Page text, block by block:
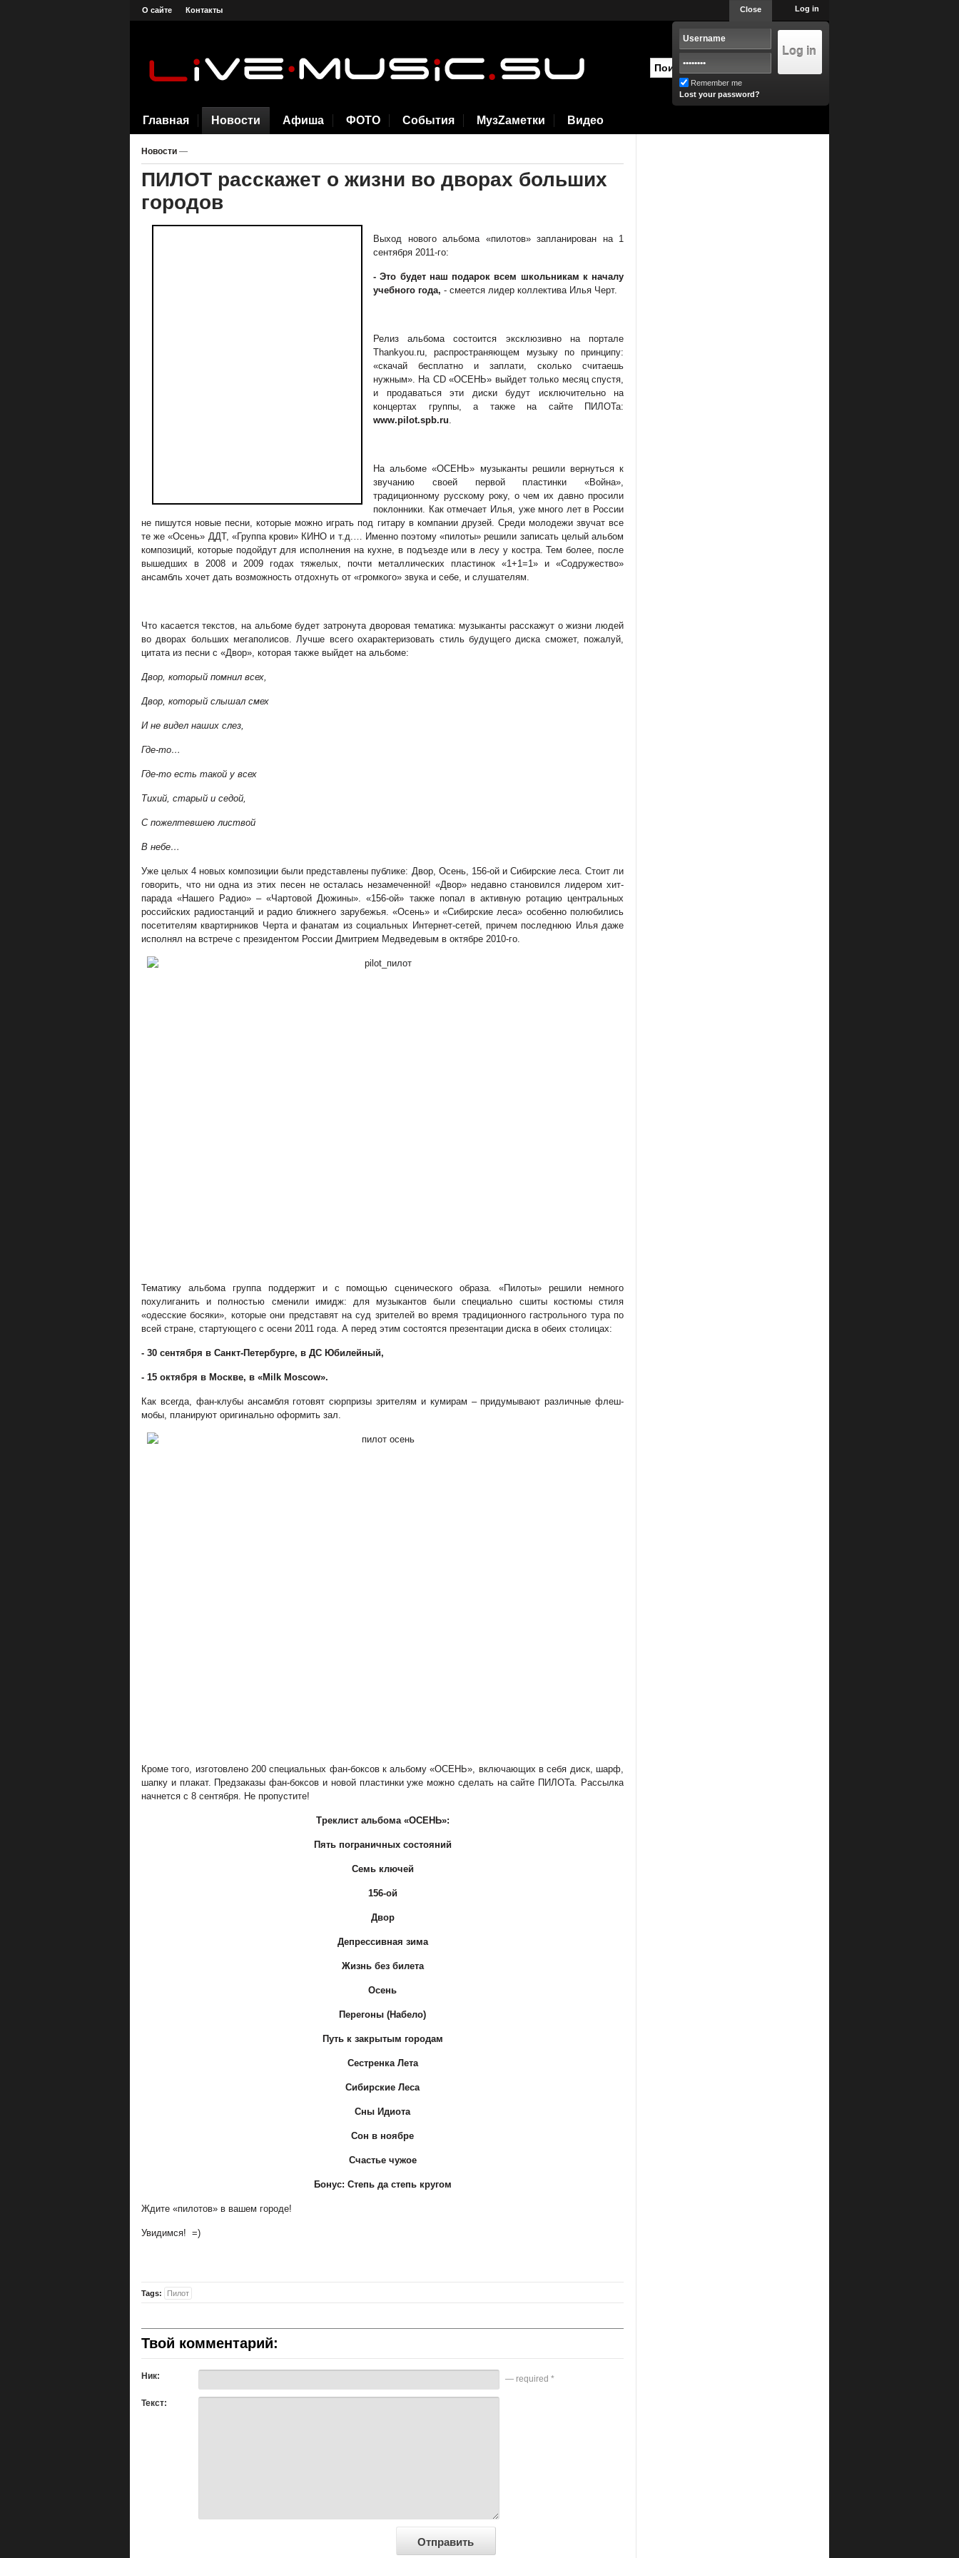
О сайте Контакты Log in
Close
Remember me
Lost your password?
Главная Новости Афиша ФОТО События МузZаметки Видео
Новости —
ПИЛОТ расскажет о жизни во дворах больших
городов
Выход нового альбома «пилотов» запланирован на 1
сентября 2011-го:
- Это будет наш подарок всем школьникам к началу
учебного года, - смеется лидер коллектива Илья Черт.
Релиз альбома состоится эксклюзивно на портале
Thankyou.ru, распространяющем музыку по принципу:
«скачай бесплатно и заплати, сколько считаешь
нужным». На CD «ОСЕНЬ» выйдет только месяц спустя,
и продаваться эти диски будут исключительно на
концертах группы, а также на сайте ПИЛОТа:
www.pilot.spb.ru.
На альбоме «ОСЕНЬ» музыканты решили вернуться к
звучанию своей первой пластинки «Война»,
традиционному русскому року, о чем их давно просили
поклонники. Как отмечает Илья, уже много лет в России
не пишутся новые песни, которые можно играть под гитару в компании друзей. Среди молодежи звучат все
те же «Осень» ДДТ, «Группа крови» КИНО и т.д.… Именно поэтому «пилоты» решили записать целый альбом
композиций, которые подойдут для исполнения на кухне, в подъезде или в лесу у костра. Тем более, после
вышедших в 2008 и 2009 годах тяжелых, почти металлических пластинок «1+1=1» и «Содружество»
ансамбль хочет дать возможность отдохнуть от «громкого» звука и себе, и слушателям.
Что касается текстов, на альбоме будет затронута дворовая тематика: музыканты расскажут о жизни людей
во дворах больших мегаполисов. Лучше всего охарактеризовать стиль будущего диска сможет, пожалуй,
цитата из песни с «Двор», которая также выйдет на альбоме:
Двор, который помнил всех,
Двор, который слышал смех
И не видел наших слез,
Где-то…
Где-то есть такой у всех
Тихий, старый и седой,
С пожелтевшею листвой
В небе…
Уже целых 4 новых композиции были представлены публике: Двор, Осень, 156-ой и Сибирские леса. Стоит ли
говорить, что ни одна из этих песен не осталась незамеченной! «Двор» недавно становился лидером хит-
парада «Нашего Радио» – «Чартовой Дюжины». «156-ой» также попал в активную ротацию центральных
российских радиостанций и радио ближнего зарубежья. «Осень» и «Сибирские леса» особенно полюбились
посетителям квартирников Черта и фанатам из социальных Интернет-сетей, причем последнюю Илья даже
исполнял на встрече с президентом России Дмитрием Медведевым в октябре 2010-го.
Тематику альбома группа поддержит и с помощью сценического образа. «Пилоты» решили немного
похулиганить и полностью сменили имидж: для музыкантов были специально сшиты костюмы стиля
«одесские босяки», которые они представят на суд зрителей во время традиционного гастрольного тура по
всей стране, стартующего с осени 2011 года. А перед этим состоятся презентации диска в обеих столицах:
- 30 сентября в Санкт-Петербурге, в ДС Юбилейный,
- 15 октября в Москве, в «Milk Moscow».
Как всегда, фан-клубы ансамбля готовят сюрпризы зрителям и кумирам – придумывают различные флеш-
мобы, планируют оригинально оформить зал.
Кроме того, изготовлено 200 специальных фан-боксов к альбому «ОСЕНЬ», включающих в себя диск, шарф,
шапку и плакат. Предзаказы фан-боксов и новой пластинки уже можно сделать на сайте ПИЛОТа. Рассылка
начнется с 8 сентября. Не пропустите!
Треклист альбома «ОСЕНЬ»:
Пять пограничных состояний
Семь ключей
156-ой
Двор
Депрессивная зима
Жизнь без билета
Осень
Перегоны (Набело)
Путь к закрытым городам
Сестренка Лета
Сибирские Леса
Сны Идиота
Сон в ноябре
Счастье чужое
Бонус: Степь да степь кругом
Ждите «пилотов» в вашем городе!
Увидимся! =)
Tags: Пилот
Твой комментарий:
Ник: — required *
Текст: